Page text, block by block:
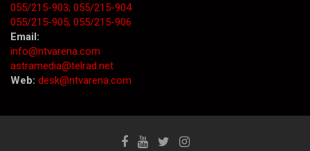
055/215-903; 055/215-904
055/215-905; 055/215-906
Email:
info@ntvarena.com
astramedia@telrad.net
Web: desk@ntvarena.com